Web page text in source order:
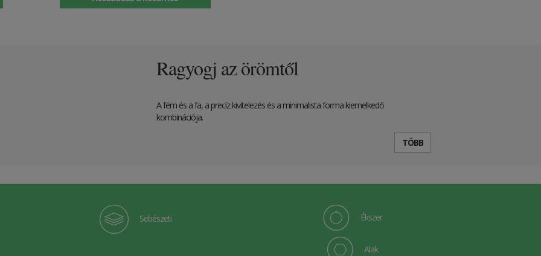
Ragyogj az örömtől
A fém és a fa, a precíz kivitelezés és a minimalista forma kiemelkedő
kombinációja.
TÖBB
Sebészeti Ékszer
Alak